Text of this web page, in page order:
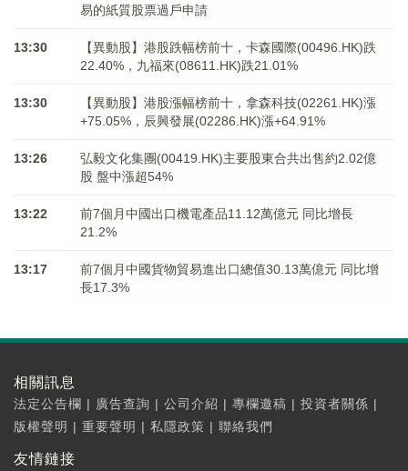
易的紙質股票過戶申請
13:30
【異動股】港股跌幅榜前十，卡森國際(00496.HK)跌
22.40%，九福來(08611.HK)跌21.01%
13:30
【異動股】港股漲幅榜前十，拿森科技(02261.HK)漲
+75.05%，辰興發展(02286.HK)漲+64.91%
13:26
弘毅文化集團(00419.HK)主要股東合共出售約2.02億
股 盤中漲超54%
13:22
前7個月中國出口機電產品11.12萬億元 同比增長
21.2%
13:17
前7個月中國貨物貿易進出口總值30.13萬億元 同比增
長17.3%
相關訊息
法定公告欄 | 廣告查詢 | 公司介紹 | 專欄邀稿 | 投資者關係 |
版權聲明 | 重要聲明 | 私隱政策 | 聯絡我們
友情鏈接